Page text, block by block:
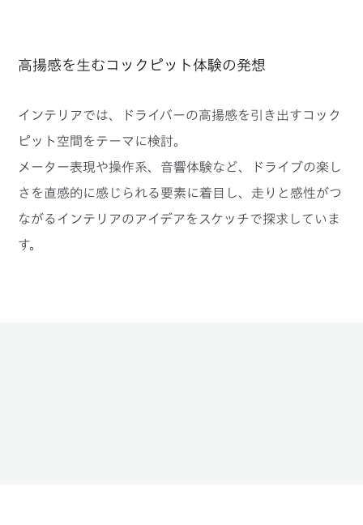
高揚感を生むコックピット体験の発想
インテリアでは、ドライバーの高揚感を引き出すコック
ピット空間をテーマに検討。
メーター表現や操作系、音響体験など、ドライブの楽し
さを直感的に感じられる要素に着目し、走りと感性がつ
ながるインテリアのアイデアをスケッチで探求していま
す。